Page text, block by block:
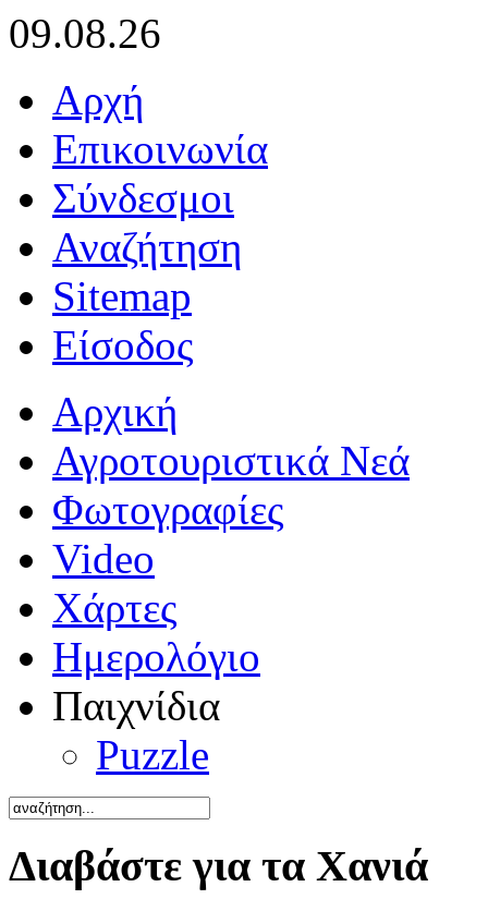
09.08.26
Αρχή
Επικοινωνία
Σύνδεσμοι
Αναζήτηση
Sitemap
Είσοδος
Αρχική
Αγροτουριστικά Νεά
Φωτογραφίες
Video
Χάρτες
Ημερολόγιο
Παιχνίδια
Puzzle
Διαβάστε για τα Χανιά